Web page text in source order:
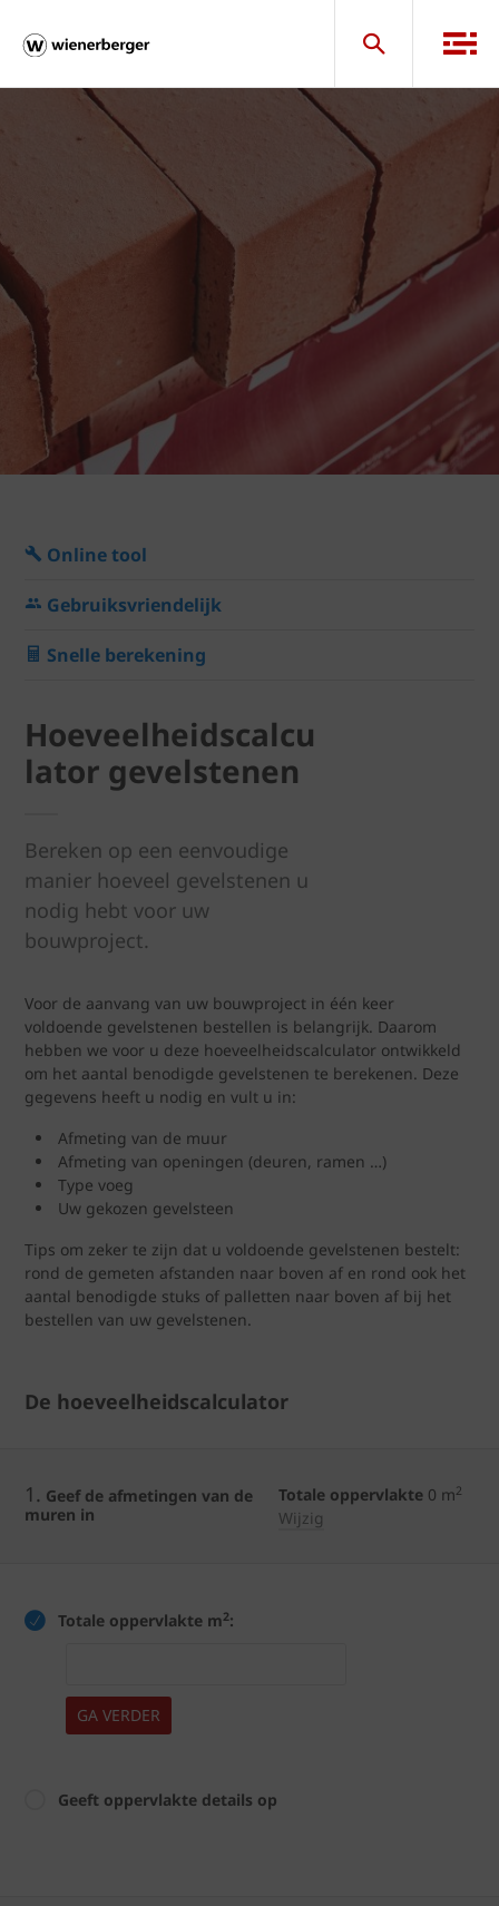
Online tool
Gebruiksvriendelijk
Snelle berekening
Hoeveelheidscalcu
lator gevelstenen
Bereken op een eenvoudige
manier hoeveel gevelstenen u
nodig hebt voor uw
bouwproject.
Voor de aanvang van uw bouwproject in één keer
voldoende gevelstenen bestellen is belangrijk. Daarom
hebben we voor u deze hoeveelheidscalculator ontwikkeld
om het aantal benodigde gevelstenen te berekenen. Deze
gegevens heeft u nodig en vult u in:
Afmeting van de muur
Afmeting van openingen (deuren, ramen …)
Type voeg
Uw gekozen gevelsteen
Tips om zeker te zijn dat u voldoende gevelstenen bestelt:
rond de gemeten afstanden naar boven af en rond ook het
aantal benodigde stuks of palletten naar boven af bij het
bestellen van uw gevelstenen.
De hoeveelheidscalculator
1. Geef de afmetingen van de
muren in
Totale oppervlakte 0 m2
Wijzig
Totale oppervlakte m2:
GA VERDER
Geeft oppervlakte details op